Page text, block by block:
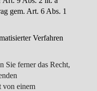
gem. Art. 6 Abs. 1
Verfahren
Sie ferner das Recht,
von einem